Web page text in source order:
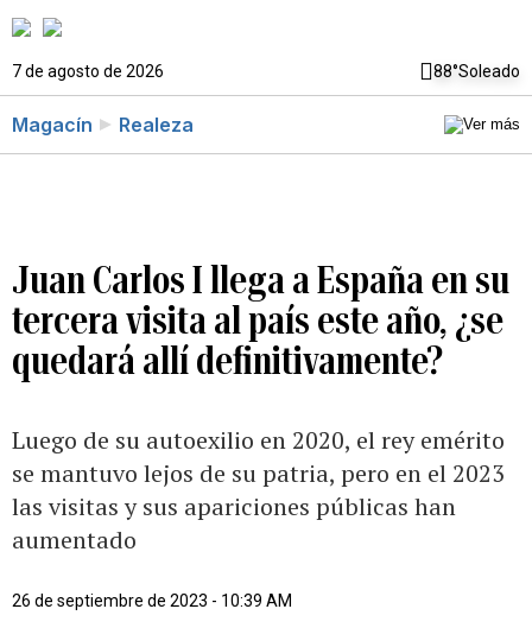
7 de agosto de 2026 88°Soleado
Magacín Realeza
Juan Carlos I llega a España en su
tercera visita al país este año, ¿se
quedará allí definitivamente?
Luego de su autoexilio en 2020, el rey emérito
se mantuvo lejos de su patria, pero en el 2023
las visitas y sus apariciones públicas han
aumentado
26 de septiembre de 2023 - 10:39 AM